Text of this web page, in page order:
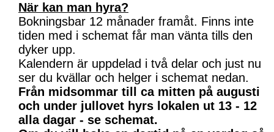
När kan man hyra?
Bokningsbar 12 månader framåt. Finns inte
tiden med i schemat får man vänta tills den
dyker upp.
Kalendern är uppdelad i två delar och just nu
ser du kvällar och helger i schemat nedan.
Från midsommar till ca mitten på augusti
och under jullovet hyrs lokalen ut 13 - 12
alla dagar - se schemat.